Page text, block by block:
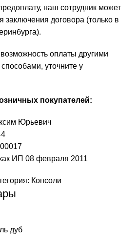
наш сотрудник может
заключения договора (только в
оплаты другими
уточните у
покупателей:
Юрьевич
ИП 08 февраля 2011
Консоли